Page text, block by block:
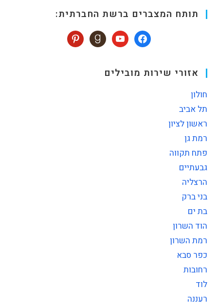
תותח המצברים ברשת החברתית:
אזורי שירות מובילים
חולון
תל אביב
ראשון לציון
רמת גן
פתח תקווה
גבעתיים
הרצליה
בני ברק
בת ים
הוד השרון
רמת השרון
כפר סבא
רחובות
לוד
רעננה